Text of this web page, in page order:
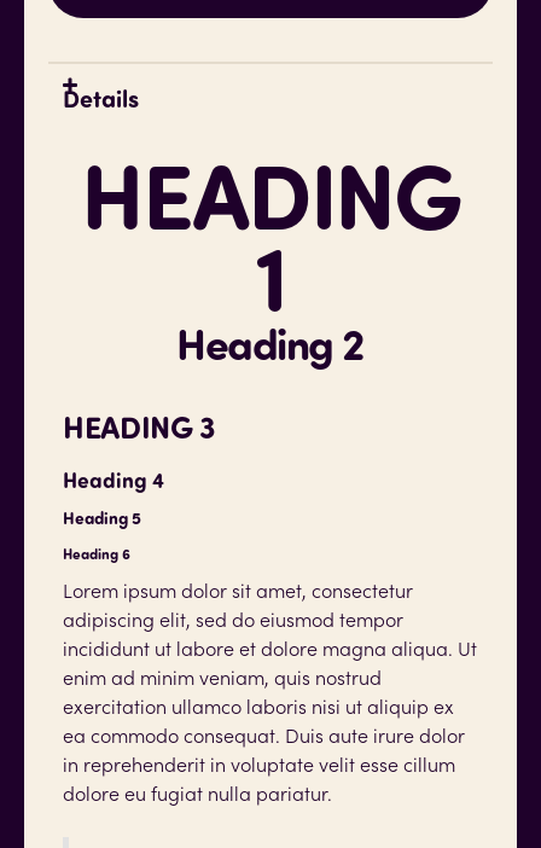
Details
HEADING
1
Heading 2
HEADING 3
Heading 4
Heading 5
Heading 6
Lorem ipsum dolor sit amet, consectetur
adipiscing elit, sed do eiusmod tempor
incididunt ut labore et dolore magna aliqua. Ut
enim ad minim veniam, quis nostrud
exercitation ullamco laboris nisi ut aliquip ex
ea commodo consequat. Duis aute irure dolor
in reprehenderit in voluptate velit esse cillum
dolore eu fugiat nulla pariatur.